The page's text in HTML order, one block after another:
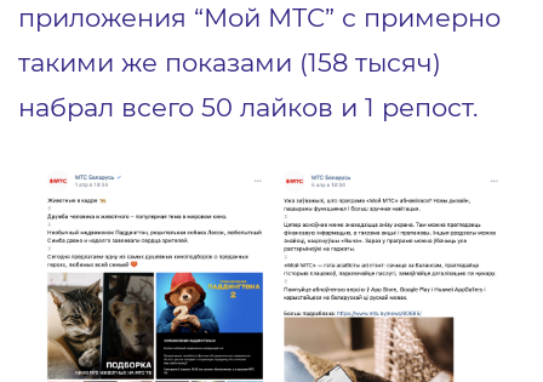
приложения “Мой МТС” с примерно
такими же показами (158 тысяч)
набрал всего 50 лайков и 1 репост.